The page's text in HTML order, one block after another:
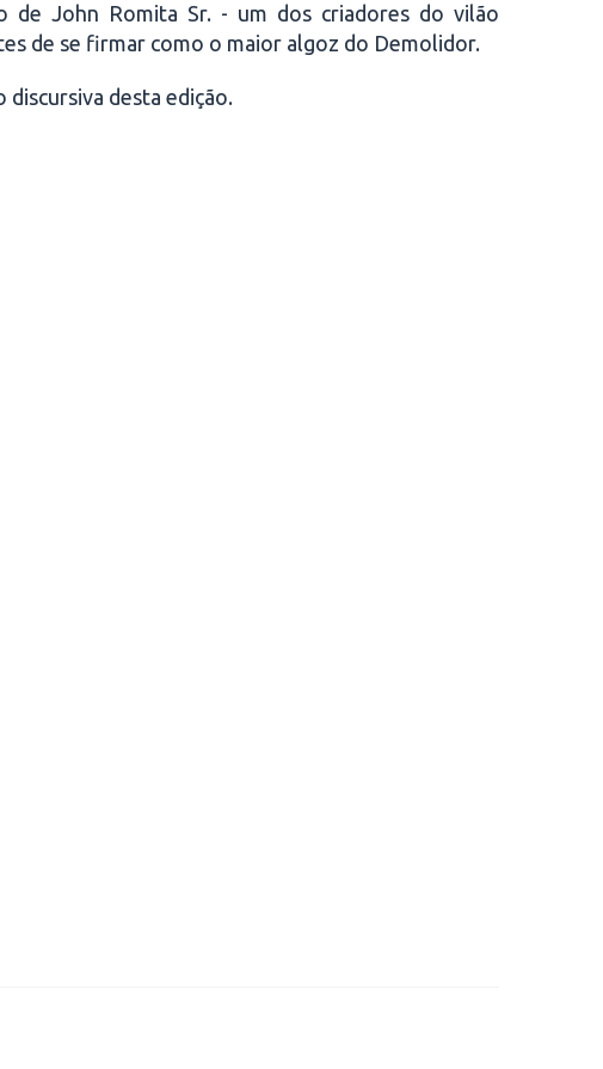
de John Romita Sr. - um dos criadores do vilão
de se firmar como o maior algoz do Demolidor.
discursiva desta edição.